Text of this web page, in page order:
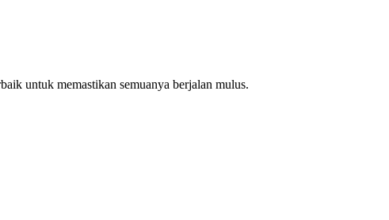
untuk memastikan semuanya berjalan mulus.